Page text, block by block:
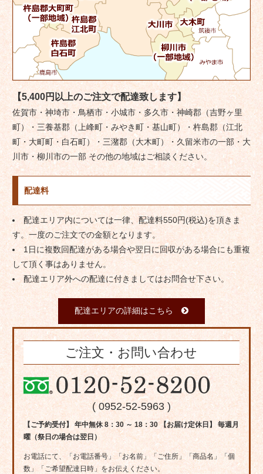
【5,400円以上のご注文で配達致します】
佐賀市・神埼市・鳥栖市・小城市・多久市・神崎郡（吉野ヶ里
町）・三養基郡（上峰町・みやき町・基山町）・杵島郡（江北
町・大町町・白石町）・三潴郡（大木町）・久留米市の一部・大
川市・柳川市の一部 その他の地域はご相談ください。
配達料
配達エリア内については一律、配達料550円(税込)を頂きま
す。一度のご注文での金額となります。
1日に複数回配達がある場合や翌日に回収がある場合にも重複
して頂く事はありません。
配達エリア外への配達に付きましてはお問合せ下さい。
配達エリアの詳細はこちら
ご注文・お問い合わせ
( 0952-52-5963 )
【ご予約受付】 年中無休 8：30 ～ 18：30 【お届け定休日】 毎週月
曜（祭日の場合は翌日）
お電話にて、「お電話番号」「お名前」「ご住所」「商品名」「個
数」「ご希望配達日時」をお伝えください。